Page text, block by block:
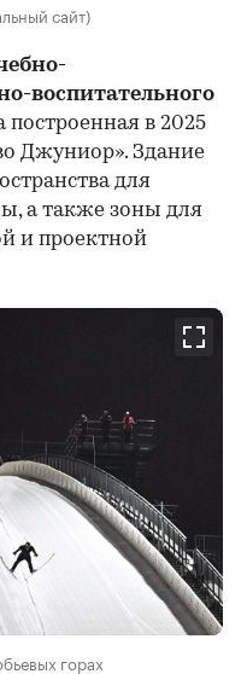
сайт)
воспитательного
построенная в 2025
Джуниор». Здание
для
а также зоны для
и проектной
горах